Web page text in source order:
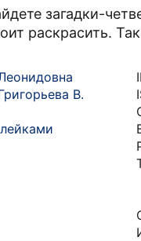
загадки-
раскрасить.
В.